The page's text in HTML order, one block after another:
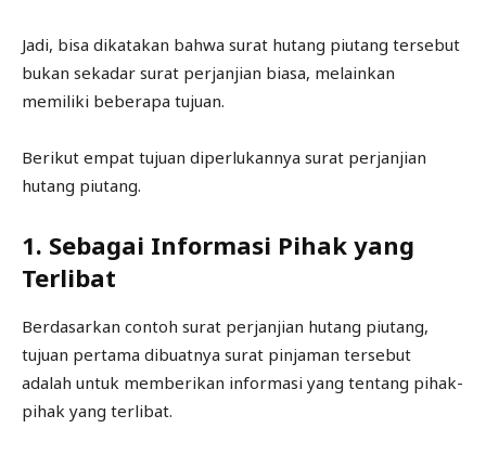
Jadi, bisa dikatakan bahwa surat hutang piutang tersebut
bukan sekadar surat perjanjian biasa, melainkan
memiliki beberapa tujuan.
Berikut empat tujuan diperlukannya surat perjanjian
hutang piutang.
1. Sebagai Informasi Pihak yang
Terlibat
Berdasarkan contoh surat perjanjian hutang piutang,
tujuan pertama dibuatnya surat pinjaman tersebut
adalah untuk memberikan informasi yang tentang pihak-
pihak yang terlibat.